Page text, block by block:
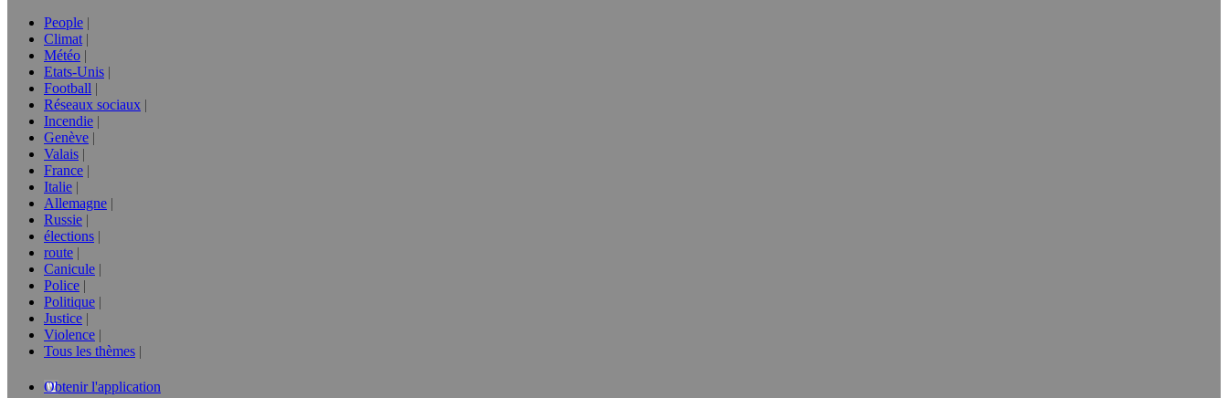
People
Climat
Météo
Etats-Unis
Football
Réseaux sociaux
Incendie
Genève
Valais
France
Italie
Allemagne
Russie
élections
route
Canicule
Police
Politique
Justice
Violence
Tous les thèmes
Obtenir l'application